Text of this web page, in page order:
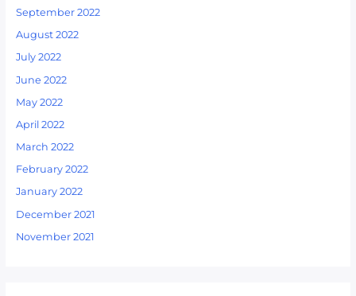
September 2022
August 2022
July 2022
June 2022
May 2022
April 2022
March 2022
February 2022
January 2022
December 2021
November 2021